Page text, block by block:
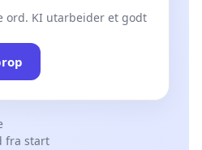
ord. KI utarbeider et godt
fra start